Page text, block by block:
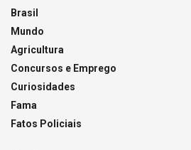
Brasil
Mundo
Agricultura
Concursos e Emprego
Curiosidades
Fama
Fatos Policiais